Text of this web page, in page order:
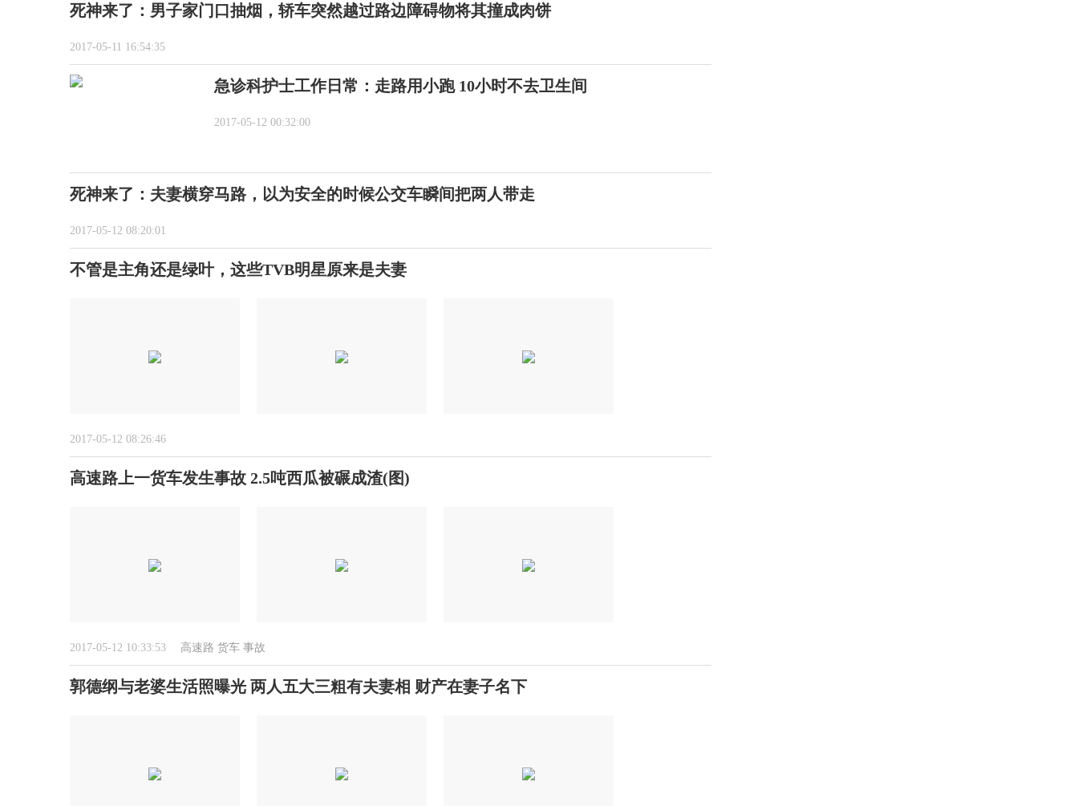
死神来了：男子家门口抽烟，轿车突然越过路边障碍物将其撞成肉饼
2017-05-11 16:54:35
急诊科护士工作日常：走路用小跑 10小时不去卫生间
2017-05-12 00:32:00
死神来了：夫妻横穿马路，以为安全的时候公交车瞬间把两人带走
2017-05-12 08:20:01
不管是主角还是绿叶，这些TVB明星原来是夫妻
2017-05-12 08:26:46
高速路上一货车发生事故 2.5吨西瓜被碾成渣(图)
2017-05-12 10:33:53 高速路 货车 事故
郭德纲与老婆生活照曝光 两人五大三粗有夫妻相 财产在妻子名下